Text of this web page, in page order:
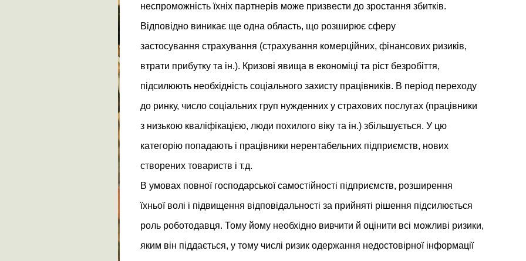
неспроможність їхніх партнерів може призвести до зростання збитків.
Відповідно виникає ще одна область, що розширює сферу
застосування страхування (страхування комерційних, фінансових ризиків,
втрати прибутку та ін.). Кризові явища в економіці та ріст безробіття,
підсилюють необхідність соціального захисту працівників. В період переходу
до ринку, число соціальних груп нужденних у страхових послугах (працівники
з низькою кваліфікацією, люди похилого віку та ін.) збільшується. У цю
категорію попадають і працівники нерентабельних підприємств, нових
створених товариств і т.д.
В умовах повної господарської самостійності підприємств, розширення
їхньої волі і підвищення відповідальності за прийняті рішення підсилюється
роль роботодавця. Тому йому необхідно вивчити й оцінити всі можливі ризики,
яким він піддається, у тому числі ризик одержання недостовірної інформації